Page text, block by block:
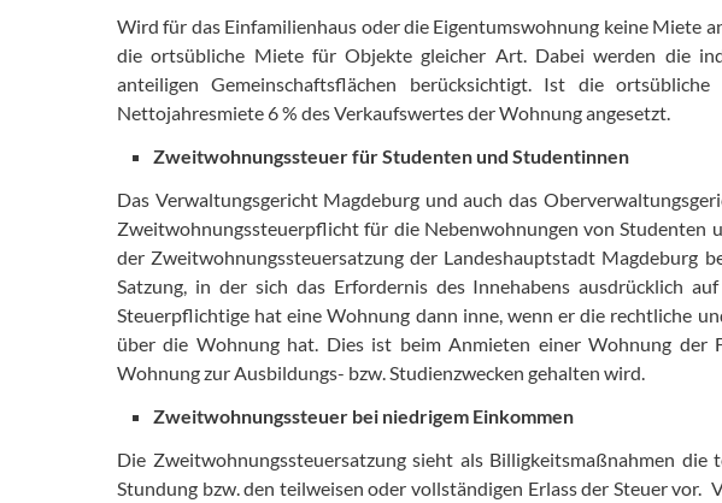
Wird für das Einfamilienhaus oder die Eigentumswohnung keine Miete
die ortsübliche Miete für Objekte gleicher Art. Dabei werden die
anteiligen Gemeinschaftsflächen berücksichtigt. Ist die
Nettojahresmiete 6 % des Verkaufswertes der Wohnung angesetzt.
Zweitwohnungssteuer für Studenten und Studentinnen
Das Verwaltungsgericht Magdeburg und auch das
Zweitwohnungssteuerpflicht für die Nebenwohnungen von Studenten
der Zweitwohnungssteuersatzung der Landeshauptstadt Magdeburg
Satzung, in der sich das Erfordernis des Innehabens ausdrücklich
Steuerpflichtige hat eine Wohnung dann inne, wenn er die rechtliche
über die Wohnung hat. Dies ist beim Anmieten einer Wohnung der
Wohnung zur Ausbildungs- bzw. Studienzwecken gehalten wird.
Zweitwohnungssteuer bei niedrigem Einkommen
Die Zweitwohnungssteuersatzung sieht als Billigkeitsmaßnahmen die
Stundung bzw. den teilweisen oder vollständigen Erlass der Steuer vor.